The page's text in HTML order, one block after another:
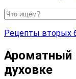
Рецепты вторых
Ароматный
духовке